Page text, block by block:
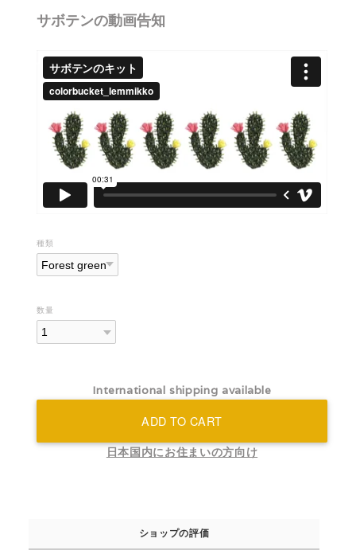
サボテンの動画告知
種類
数量
International shipping available
ADD TO CART
日本国内にお住まいの方向け
ショップの評価